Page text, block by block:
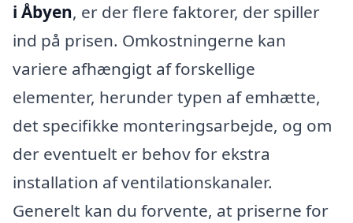
i Åbyen, er der flere faktorer, der spiller
ind på prisen. Omkostningerne kan
variere afhængigt af forskellige
elementer, herunder typen af emhætte,
det specifikke monteringsarbejde, og om
der eventuelt er behov for ekstra
installation af ventilationskanaler.
Generelt kan du forvente, at priserne for